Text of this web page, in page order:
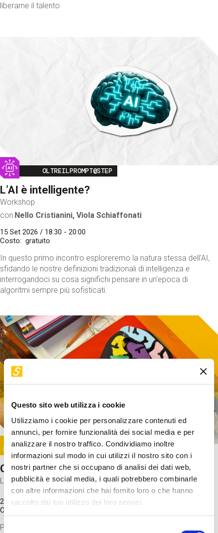
Questo sito web utilizza i cookie
Utilizziamo i cookie per personalizzare contenuti ed
annunci, per fornire funzionalità dei social media e per
analizzare il nostro traffico. Condividiamo inoltre
informazioni sul modo in cui utilizzi il nostro sito con i
nostri partner che si occupano di analisi dei dati web,
pubblicità e social media, i quali potrebbero combinarle
con altre informazioni che hai fornito loro o che hanno
raccolto dal tuo utilizzo dei loro servizi.
Selezione
liberarne il talento
Image
OLTREILPROMPT@STEP
L’AI è intelligente?
Workshop
con Nello Cristianini, Viola Schiaffonati
15 Set 2026 / 18:30 - 20:00
Costo
gratuito
In questo primo incontro esploreremo la natura stessa dell'AI,
sfidando le nostre definizioni tradizionali di intelligenza e
interrogandoci su cosa significhi pensare in un'epoca di
algoritmi sempre più sofisticati.
Image
SUNDAY@STEP
Come funziona il cervello?
Laboratorio
20 Set 2026 / 11:15 - 13:00
Costo
Proveremo a costruire un cervello in cartoncino cercando di